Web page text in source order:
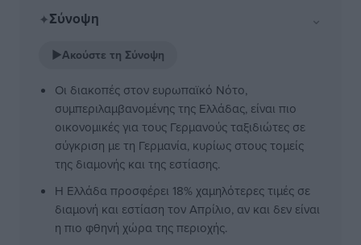
✦Σύνοψη ⌄
▶Ακούστε τη Σύνοψη
Οι διακοπές στον ευρωπαϊκό Νότο,
συμπεριλαμβανομένης της Ελλάδας, είναι πιο
οικονομικές για τους Γερμανούς ταξιδιώτες σε
σύγκριση με τη Γερμανία, κυρίως στους τομείς
της διαμονής και της εστίασης.
Η Ελλάδα προσφέρει 18% χαμηλότερες τιμές σε
διαμονή και εστίαση τον Απρίλιο, αν και δεν είναι
η πιο φθηνή χώρα της περιοχής.